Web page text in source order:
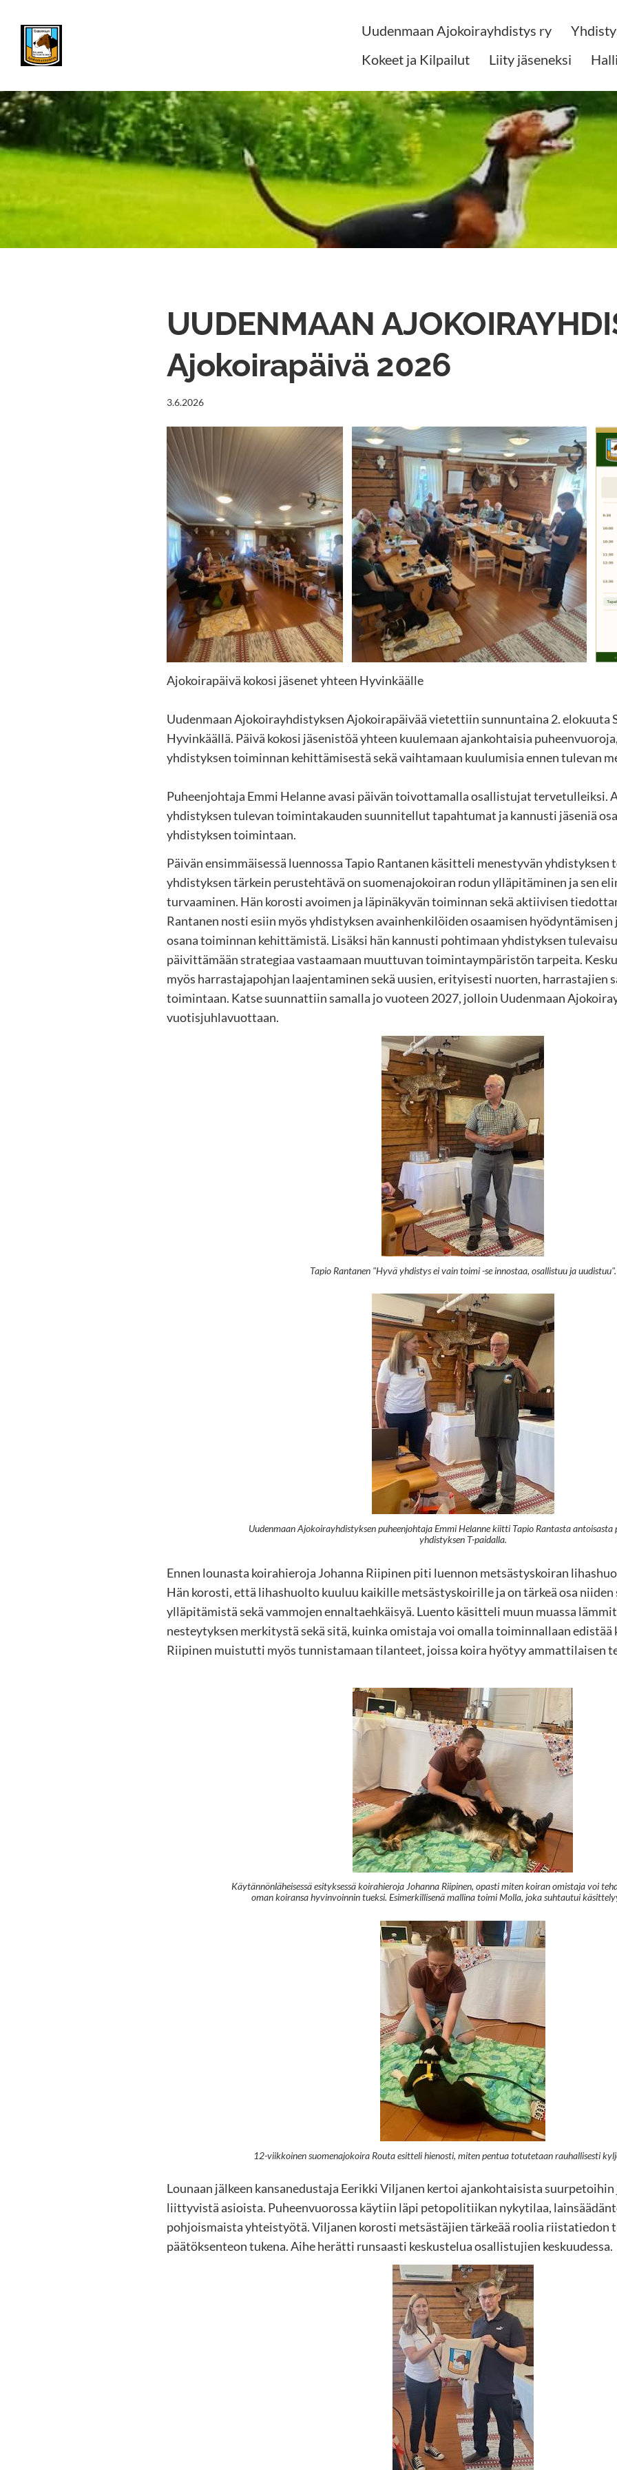
sivun
sisältöön
Uudenmaan Ajokoirayhdistys ry - Nylands stövarförening rf
Uudenmaan Ajokoirayhdistys ry
Kokeet ja Kilpailut
Liity jäseneksi
UUDENMAAN
Ajokoirapäivä 2026
3.6.2026
Ajokoirapäivä kokosi jäsenet yhteen Hyvinkäälle
Uudenmaan Ajokoirayhdistyksen Ajokoirapäivää vietettiin sunnuntaina 2. elokuuta
Hyvinkäällä. Päivä kokosi jäsenistöä yhteen kuulemaan ajankohtaisia
yhdistyksen toiminnan kehittämisestä sekä vaihtamaan kuulumisia ennen tulevan
Puheenjohtaja Emmi Helanne avasi päivän toivottamalla osallistujat tervetulleiksi.
yhdistyksen tulevan toimintakauden suunnitellut tapahtumat ja kannusti jäseniä
yhdistyksen toimintaan.
Päivän ensimmäisessä luennossa Tapio Rantanen käsitteli menestyvän
yhdistyksen tärkein perustehtävä on suomenajokoiran rodun ylläpitäminen ja sen
turvaaminen. Hän korosti avoimen ja läpinäkyvän toiminnan sekä aktiivisen
Rantanen nosti esiin myös yhdistyksen avainhenkilöiden osaamisen
osana toiminnan kehittämistä. Lisäksi hän kannusti pohtimaan yhdistyksen
päivittämään strategiaa vastaamaan muuttuvan toimintaympäristön tarpeita.
myös harrastajapohjan laajentaminen sekä uusien, erityisesti nuorten, harrastajien
toimintaan. Katse suunnattiin samalla jo vuoteen 2027, jolloin Uudenmaan
vuotisjuhlavuottaan.
Tapio Rantanen "Hyvä yhdistys ei vain toimi -se innostaa, osallistuu ja uudistuu".
Uudenmaan Ajokoirayhdistyksen puheenjohtaja Emmi Helanne kiitti Tapio Rantasta antoisasta
yhdistyksen T-paidalla.
Ennen lounasta koirahieroja Johanna Riipinen piti luennon metsästyskoiran
Hän korosti, että lihashuolto kuuluu kaikille metsästyskoirille ja on tärkeä osa
ylläpitämistä sekä vammojen ennaltaehkäisyä. Luento käsitteli muun muassa
nesteytyksen merkitystä sekä sitä, kuinka omistaja voi omalla toiminnallaan
Riipinen muistutti myös tunnistamaan tilanteet, joissa koira hyötyy ammattilaisen
Käytännönläheisessä esityksessä koirahieroja Johanna Riipinen, opasti miten koiran omistaja voi
oman koiransa hyvinvoinnin tueksi. Esimerkillisenä mallina toimi Molla, joka suhtautui
12-viikkoinen suomenajokoira Routa esitteli hienosti, miten pentua totutetaan rauhallisesti
Lounaan jälkeen kansanedustaja Eerikki Viljanen kertoi ajankohtaisista suurpetoihin
liittyvistä asioista. Puheenvuorossa käytiin läpi petopolitiikan nykytilaa,
pohjoismaista yhteistyötä. Viljanen korosti metsästäjien tärkeää roolia riistatiedon
päätöksenteon tukena. Aihe herätti runsaasti keskustelua osallistujien keskuudessa.